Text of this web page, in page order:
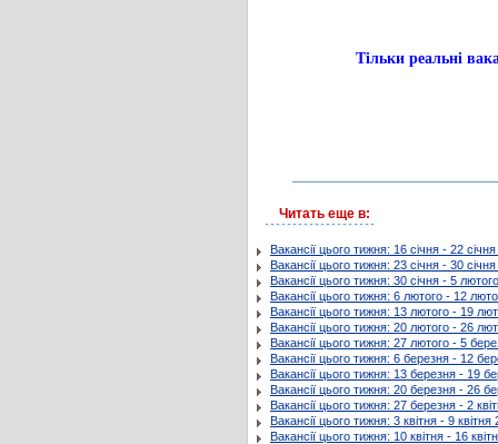
Тільки реальні
Читать еще в:
Вакансії цього тижня: 16 січня - 22
Вакансії цього тижня: 23 січня - 30
Вакансії цього тижня: 30 січня - 5
Вакансії цього тижня: 6 лютого - 12
Вакансії цього тижня: 13 лютого - 19
Вакансії цього тижня: 20 лютого - 26
Вакансії цього тижня: 27 лютого - 5
Вакансії цього тижня: 6 березня - 12
Вакансії цього тижня: 13 березня - 19
Вакансії цього тижня: 20 березня - 26
Вакансії цього тижня: 27 березня - 2
Вакансії цього тижня: 3 квітня - 9 квітня
Вакансії цього тижня: 10 квітня - 16